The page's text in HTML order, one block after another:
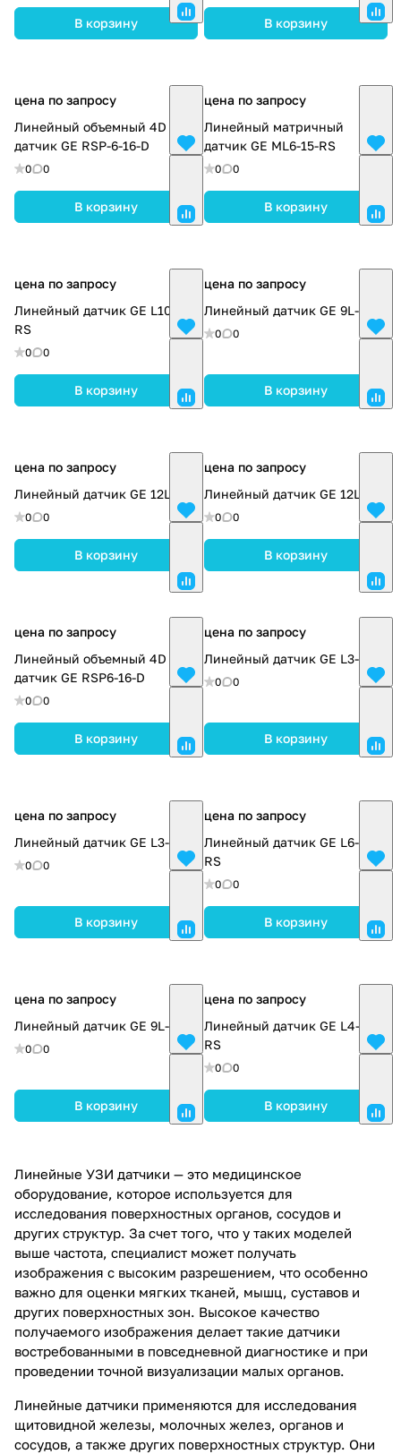
В корзину В корзину
цена по запросу
Линейный объемный 4D
датчик GE RSP-6-16-D
0 0
В корзину
цена по запросу
Линейный матричный
датчик GE ML6-15-RS
0 0
В корзину
цена по запросу
Линейный датчик GE L10-22-
RS
0 0
В корзину
цена по запросу
Линейный датчик GE 9L-RS
0 0
В корзину
цена по запросу
Линейный датчик GE 12L-SC
0 0
В корзину
цена по запросу
Линейный датчик GE 12L-RS
0 0
В корзину
цена по запросу
Линейный объемный 4D
датчик GE RSP6-16-D
0 0
В корзину
цена по запросу
Линейный датчик GE L3-9I-D
0 0
В корзину
цена по запросу
Линейный датчик GE L3-12-D
0 0
В корзину
цена по запросу
Линейный датчик GE L6-12-
RS
0 0
В корзину
цена по запросу
Линейный датчик GE 9L-D
0 0
В корзину
цена по запросу
Линейный датчик GE L4-12t-
RS
0 0
В корзину
Линейные УЗИ датчики — это медицинское
оборудование, которое используется для
исследования поверхностных органов, сосудов и
других структур. За счет того, что у таких моделей
выше частота, специалист может получать
изображения с высоким разрешением, что особенно
важно для оценки мягких тканей, мышц, суставов и
других поверхностных зон. Высокое качество
получаемого изображения делает такие датчики
востребованными в повседневной диагностике и при
проведении точной визуализации малых органов.
Линейные датчики применяются для исследования
щитовидной железы, молочных желез, органов и
сосудов, а также других поверхностных структур. Они